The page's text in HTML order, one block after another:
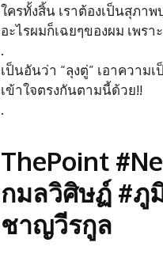
ใครทั้งสิ้น เราต้องเป็นสุภา
อะไรผมก็เฉยๆของผม เพรา
.
เป็นอันว่า “ลุงตู่” เอาควา
เข้าใจตรงกันตามนี้ด้วย!!
.
ThePoint
กมลวิศิษฏ์ #ภู
ชาญวีรกูล